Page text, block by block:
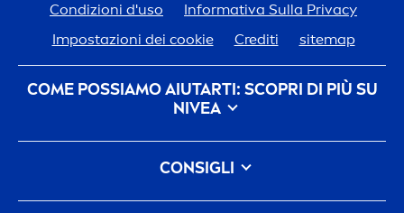
Condizioni d'uso
Informativa Sulla Privacy
Impostazioni dei cookie
Crediti sitemap
COME POSSIAMO AIUTARTI: SCOPRI DI PIÙ SU
NIVEA
Storia del Marchio
Opportunità di Lavoro in Beiersdorf
L'impegno DiNiveaPer Il Nostro Pianeta FAQ
CONSIGLI
Come eliminare le macchie scure sulla pelle: cause,